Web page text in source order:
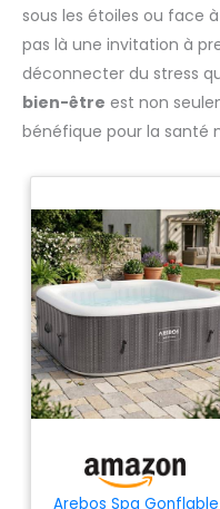
sous les étoiles ou face
pas là une invitation à
déconnecter du stress
bien-être est non
bénéfique pour la santé
Arebos Spa Gonflable